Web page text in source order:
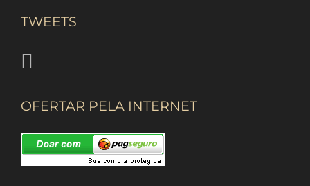
TWEETS
OFERTAR PELA INTERNET